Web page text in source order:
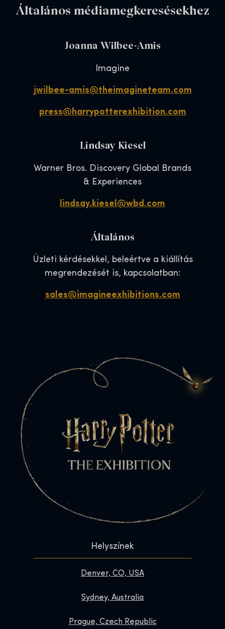
Általános médiamegkeresésekhez
Joanna Wilbee-Amis
Imagine
jwilbee-amis@theimagineteam.com
press@harrypotterexhibition.com
Lindsay Kiesel
Warner Bros. Discovery Global Brands
& Experiences
lindsay.kiesel@wbd.com
Általános
Üzleti kérdésekkel, beleértve a kiállítás
megrendezését is, kapcsolatban:
sales@imagineexhibitions.com
Helyszínek
Denver, CO, USA
Sydney, Australia
Prague, Czech Republic